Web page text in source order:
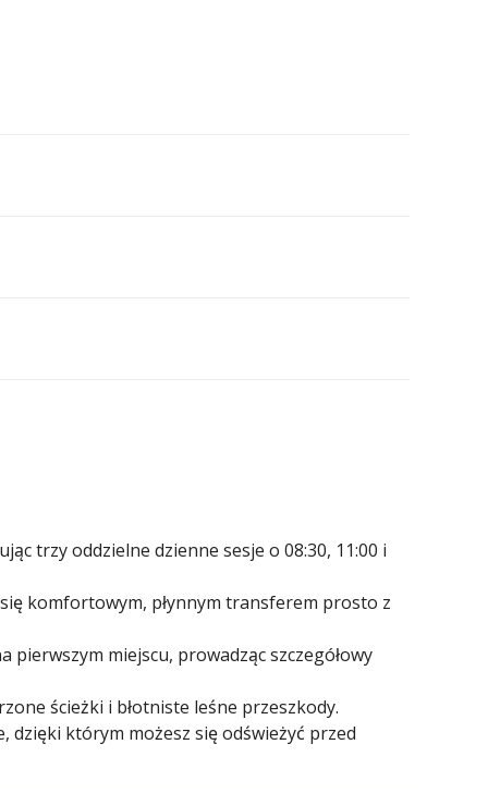
trzy oddzielne dzienne sesje o 08:30, 11:00 i
komfortowym, płynnym transferem prosto z
miejscu, prowadząc szczegółowy
ścieżki i błotniste leśne przeszkody.
dzięki którym możesz się odświeżyć przed